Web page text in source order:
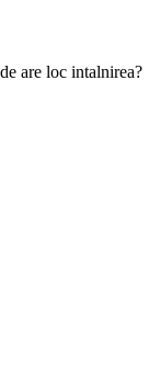
are loc intalnirea?